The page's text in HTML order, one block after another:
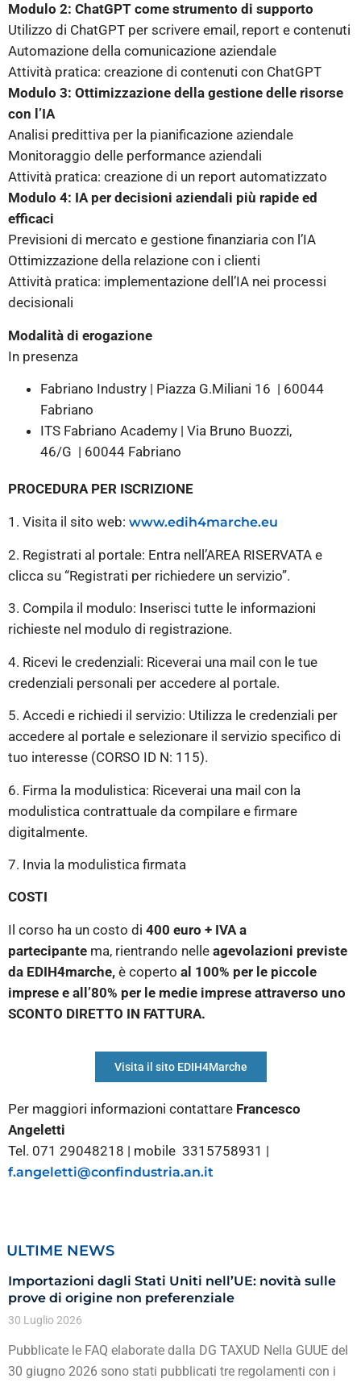
Modulo 2: ChatGPT come strumento di supporto
Utilizzo di ChatGPT per scrivere email, report e contenuti
Automazione della comunicazione aziendale
Attività pratica: creazione di contenuti con ChatGPT
Modulo 3: Ottimizzazione della gestione delle risorse
con l’IA
Analisi predittiva per la pianificazione aziendale
Monitoraggio delle performance aziendali
Attività pratica: creazione di un report automatizzato
Modulo 4: IA per decisioni aziendali più rapide ed
efficaci
Previsioni di mercato e gestione finanziaria con l’IA
Ottimizzazione della relazione con i clienti
Attività pratica: implementazione dell’IA nei processi
decisionali
Modalità di erogazione
In presenza
Fabriano Industry | Piazza G.Miliani 16 | 60044
Fabriano
ITS Fabriano Academy | Via Bruno Buozzi,
46/G | 60044 Fabriano
PROCEDURA PER ISCRIZIONE
1. Visita il sito web: www.edih4marche.eu
2. Registrati al portale: Entra nell’AREA RISERVATA e
clicca su “Registrati per richiedere un servizio”.
3. Compila il modulo: Inserisci tutte le informazioni
richieste nel modulo di registrazione.
4. Ricevi le credenziali: Riceverai una mail con le tue
credenziali personali per accedere al portale.
5. Accedi e richiedi il servizio: Utilizza le credenziali per
accedere al portale e selezionare il servizio specifico di
tuo interesse (CORSO ID N: 115).
6. Firma la modulistica: Riceverai una mail con la
modulistica contrattuale da compilare e firmare
digitalmente.
7. Invia la modulistica firmata
COSTI
Il corso ha un costo di 400 euro + IVA a
partecipante ma, rientrando nelle agevolazioni previste
da EDIH4marche, è coperto al 100% per le piccole
imprese e all’80% per le medie imprese attraverso uno
SCONTO DIRETTO IN FATTURA.
Visita il sito EDIH4Marche
Per maggiori informazioni contattare Francesco
Angeletti
Tel. 071 29048218 | mobile 3315758931 |
f.angeletti@confindustria.an.it
ULTIME NEWS
Importazioni dagli Stati Uniti nell’UE: novità sulle
prove di origine non preferenziale
30 Luglio 2026
Pubblicate le FAQ elaborate dalla DG TAXUD Nella GUUE del
30 giugno 2026 sono stati pubblicati tre regolamenti con i